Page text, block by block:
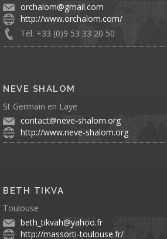
orchalom@gmail.com
http://www.orchalom.com/
Tél. +33 (0)9 53 33 20 50
NEVE SHALOM
St Germain en Laye
contact@neve-shalom.org
http://www.neve-shalom.org
BETH TIKVA
Toulouse
beth_tikvah@yahoo.fr
http://massorti-toulouse.fr/